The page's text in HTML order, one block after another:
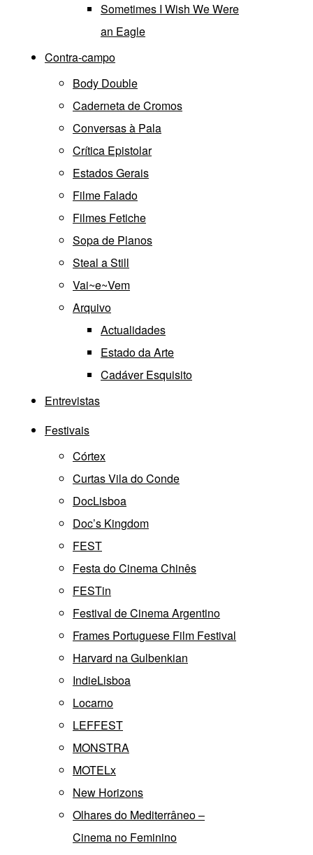
Sometimes I Wish We Were
an Eagle
Contra-campo
Body Double
Caderneta de Cromos
Conversas à Pala
Crítica Epistolar
Estados Gerais
Filme Falado
Filmes Fetiche
Sopa de Planos
Steal a Still
Vai~e~Vem
Arquivo
Actualidades
Estado da Arte
Cadáver Esquisito
Entrevistas
Festivais
Córtex
Curtas Vila do Conde
DocLisboa
Doc’s Kingdom
FEST
Festa do Cinema Chinês
FESTin
Festival de Cinema Argentino
Frames Portuguese Film Festival
Harvard na Gulbenkian
IndieLisboa
Locarno
LEFFEST
MONSTRA
MOTELx
New Horizons
Olhares do Mediterrâneo –
Cinema no Feminino